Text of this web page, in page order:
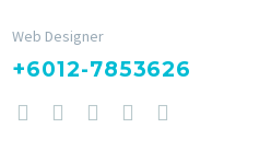
Web Designer
+6012-7853626